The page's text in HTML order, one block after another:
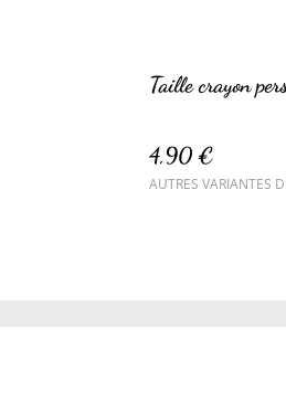
Taille crayon
4,90 €
AUTRES VARIANTES